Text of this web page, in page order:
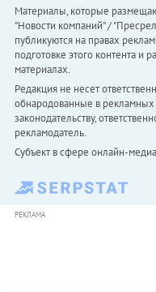
Материалы, которые
"Новости компаний" /
публикуются на правах
подготовке этого контента и
материалах.
Редакция не несет
обнародованные в рекламных
законодательству,
рекламодатель.
Субъект в сфере онлайн-
РЕКЛАМА